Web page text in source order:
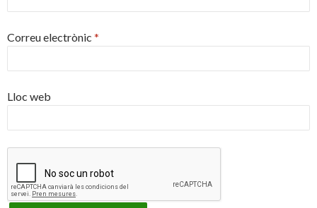
Correu electrònic *
Lloc web